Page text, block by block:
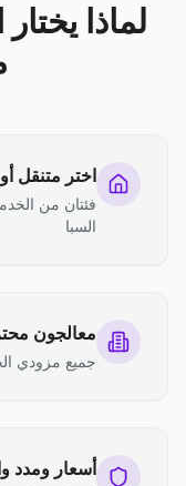
لماذا
اختر متنقل
فئتان من
السبا
معالجون
جميع مزودي
أسعار ومدد